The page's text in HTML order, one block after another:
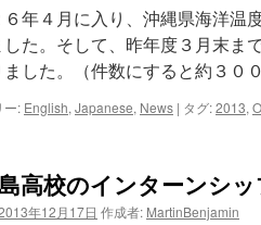
６年４月に入り、沖縄県海洋温
した。そして、昨年度３月末ま
ました。（件数にすると約３０
ー: English, Japanese, News | タグ:2013,
高校のインターンシ
年12月17日 作成者: MartinBenjamin